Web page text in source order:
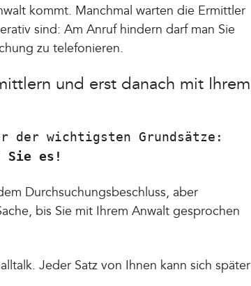
kommt. Manchmal warten die Ermittler
sind: Am Anruf hindern darf man Sie
zu telefonieren.
und erst danach mit Ihrem
der wichtigsten Grundsätze:
Sie es!
Durchsuchungsbeschluss, aber
bis Sie mit Ihrem Anwalt gesprochen
Jeder Satz von Ihnen kann sich später